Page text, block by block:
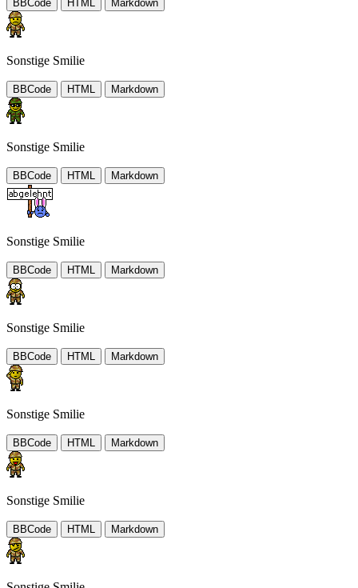
BBCode HTML Markdown
Sonstige Smilie
BBCode HTML Markdown
Sonstige Smilie
BBCode HTML Markdown
Sonstige Smilie
BBCode HTML Markdown
Sonstige Smilie
BBCode HTML Markdown
Sonstige Smilie
BBCode HTML Markdown
Sonstige Smilie
BBCode HTML Markdown